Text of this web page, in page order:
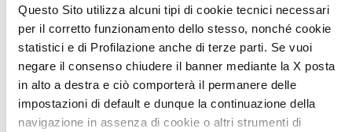
Questo Sito utilizza alcuni tipi di cookie tecnici necessari
per il corretto funzionamento dello stesso, nonché cookie
statistici e di Profilazione anche di terze parti. Se vuoi
negare il consenso chiudere il banner mediante la X posta
in alto a destra e ciò comporterà il permanere delle
impostazioni di default e dunque la continuazione della
navigazione in assenza di cookie o altri strumenti di
Le camping-car adapté à vos
souhaits
Un large éventail de solutions pour personnaliser votre McLouis
selon vos préférences. Dédié à ceux qui aiment le plein air, qui ne
renoncent pas aux vacances d’hiver, qui veulent un camping-car